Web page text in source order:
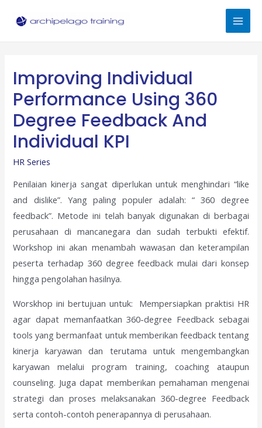
Improving Individual
Performance Using 360
Degree Feedback And
Individual KPI
HR Series
Penilaian kinerja sangat diperlukan untuk menghindari “like
and dislike”. Yang paling populer adalah: “ 360 degree
feedback”. Metode ini telah banyak digunakan di berbagai
perusahaan di mancanegara dan sudah terbukti efektif.
Workshop ini akan menambah wawasan dan keterampilan
peserta terhadap 360 degree feedback mulai dari konsep
hingga pengolahan hasilnya.
Worskhop ini bertujuan untuk: Mempersiapkan praktisi HR
agar dapat memanfaatkan 360-degree Feedback sebagai
tools yang bermanfaat untuk memberikan feedback tentang
kinerja karyawan dan terutama untuk mengembangkan
karyawan melalui program training, coaching ataupun
counseling. Juga dapat memberikan pemahaman mengenai
strategi dan proses melaksanakan 360-degree Feedback
serta contoh-contoh penerapannya di perusahaan.